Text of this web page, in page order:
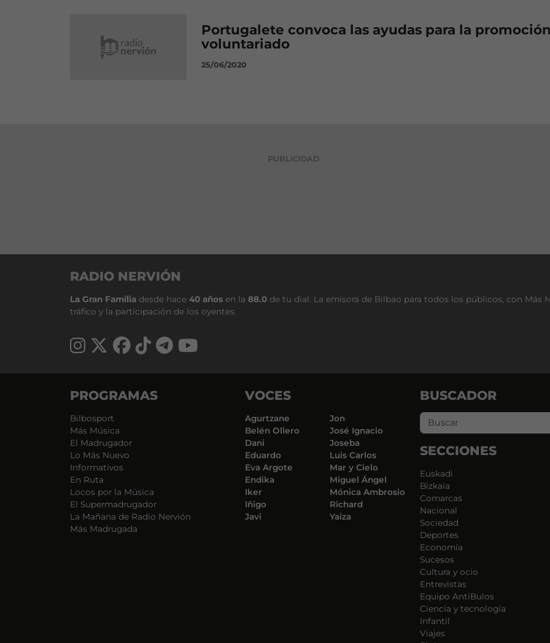
Portugalete convoca las ayudas para la
voluntariado
25/06/2020
PUBLICIDAD
RADIO NERVIÓN
La Gran Familia desde hace 40 años en la 88.0 de tu dial. La emisora de Bilbao para todos los públicos, con Más
tráfico y la participación de los oyentes.
PROGRAMAS
Bilbosport
Más Música
El Madrugador
Lo Más Nuevo
Informativos
En Ruta
Locos por la Música
El Supermadrugador
La Mañana de Radio Nervión
Más Madrugada
VOCES
Agurtzane
Belén Ollero
Dani
Eduardo
Eva Argote
Endika
Iker
Iñigo
Javi
Jon
José Ignacio
Joseba
Luis Carlos
Mar y Cielo
Miguel Ángel
Mónica Ambrosio
Richard
Yaiza
BUSCADOR
SECCIONES
Euskadi
Bizkaia
Comarcas
Nacional
Sociedad
Deportes
Economía
Sucesos
Cultura y ocio
Entrevistas
Equipo AntiBulos
Ciencia y tecnología
Infantil
Viajes